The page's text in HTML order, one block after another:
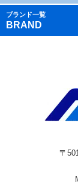
ブランド一覧
BRAND
〒